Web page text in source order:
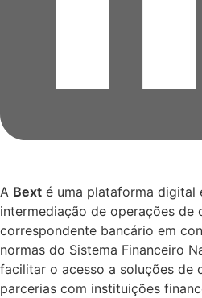
A Bext é uma plataforma digital
intermediação de operações de
correspondente bancário em
normas do Sistema Financeiro
facilitar o acesso a soluções de
parcerias com instituições